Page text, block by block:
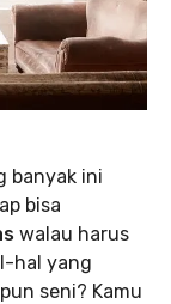
banyak ini
bisa
walau harus
hal yang
seni? Kamu